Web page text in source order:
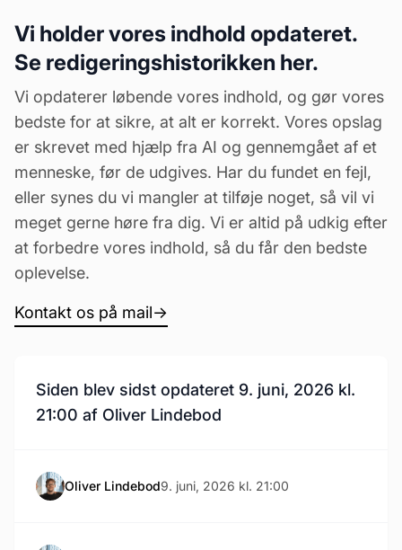
Vi holder vores indhold opdateret.
Se redigeringshistorikken her.
Vi opdaterer løbende vores indhold, og gør vores
bedste for at sikre, at alt er korrekt. Vores opslag
er skrevet med hjælp fra AI og gennemgået af et
menneske, før de udgives. Har du fundet en fejl,
eller synes du vi mangler at tilføje noget, så vil vi
meget gerne høre fra dig. Vi er altid på udkig efter
at forbedre vores indhold, så du får den bedste
oplevelse.
Kontakt os på mail→
Siden blev sidst opdateret 9. juni, 2026 kl.
21:00 af Oliver Lindebod
Oliver Lindebod9. juni, 2026 kl. 21:00